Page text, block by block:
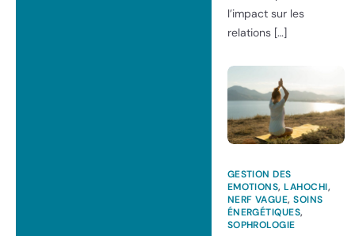
l’impact sur les
relations […]
GESTION DES
EMOTIONS,LAHOCHI,
NERF VAGUE,SOINS
ÉNERGÉTIQUES,
SOPHROLOGIE